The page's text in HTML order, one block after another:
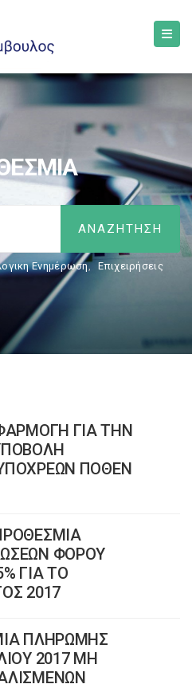
Ενημέρωση, Επιχειρήσεις
ΓΙΑ ΤΗΝ
ΠΟΘΕΝ
ΦΟΡΟΥ
ΓΙΑ ΤΟ
2017
ΠΛΗΡΩΜΗΣ
2017 ΜΗ